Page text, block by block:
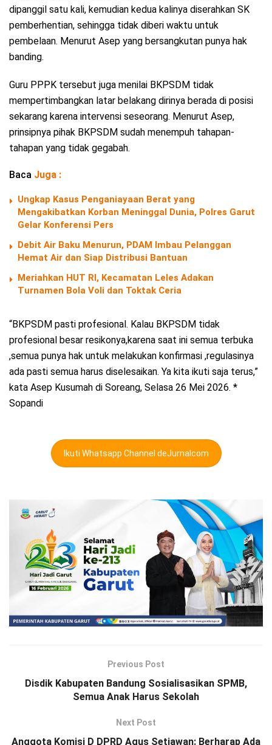
dipanggil satu kali, kemudian kedua kalinya diserahkan SK
pemberhentian, sehingga tidak diberi waktu untuk
pembelaan. Menurut Asep yang bersangkutan punya hak
banding.
Guru PPPK tersebut juga menilai BKPSDM tidak
mempertimbangkan latar belakang dirinya berada di posisi
sekarang karena intervensi seseorang. Menurut Asep,
prinsipnya pihak BKPSDM sudah menempuh tahapan-
tahapan yang tidak gegabah.
Baca Juga :
Ungkap Kasus Penganiayaan Berat yang
Mengakibatkan Korban Meninggal Dunia, Polres Garut
Gelar Konferensi Pers
Debit Air Baku Menurun, PDAM Imbau Pelanggan
Hemat Air dan Siap Distribusi Bantuan
Meriahkan HUT RI, Kecamatan Leles Adakan
Turnamen Bola Voli dan Toktak Ceria
“BKPSDM pasti profesional. Kalau BKPSDM tidak
profesional besar resikonya,karena saat ini semua terbuka
,semua punya hak untuk melakukan konfirmasi ,regulasinya
ada pasti semua harus diselesaikan. Ya kita ikuti saja terus,”
kata Asep Kusumah di Soreang, Selasa 26 Mei 2026. *
Sopandi
Ikuti Whatsapp Channel deJurnalcom
Previous Post
Disdik Kabupaten Bandung Sosialisasikan SPMB,
Semua Anak Harus Sekolah
Next Post
Anggota Komisi D DPRD Agus Setiawan: Berharap Ada